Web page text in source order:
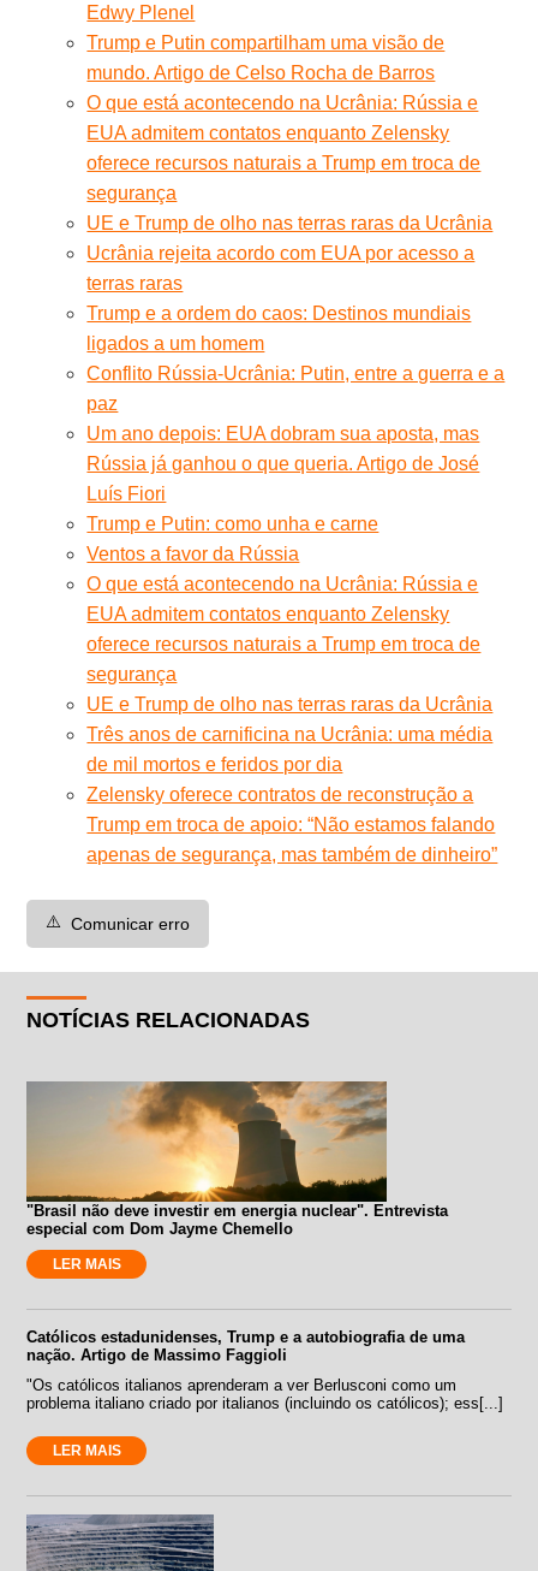
Edwy Plenel
Trump e Putin compartilham uma visão de
mundo. Artigo de Celso Rocha de Barros
O que está acontecendo na Ucrânia: Rússia e
EUA admitem contatos enquanto Zelensky
oferece recursos naturais a Trump em troca de
segurança
UE e Trump de olho nas terras raras da Ucrânia
Ucrânia rejeita acordo com EUA por acesso a
terras raras
Trump e a ordem do caos: Destinos mundiais
ligados a um homem
Conflito Rússia-Ucrânia: Putin, entre a guerra e a
paz
Um ano depois: EUA dobram sua aposta, mas
Rússia já ganhou o que queria. Artigo de José
Luís Fiori
Trump e Putin: como unha e carne
Ventos a favor da Rússia
O que está acontecendo na Ucrânia: Rússia e
EUA admitem contatos enquanto Zelensky
oferece recursos naturais a Trump em troca de
segurança
UE e Trump de olho nas terras raras da Ucrânia
Três anos de carnificina na Ucrânia: uma média
de mil mortos e feridos por dia
Zelensky oferece contratos de reconstrução a
Trump em troca de apoio: “Não estamos falando
apenas de segurança, mas também de dinheiro”
⚠️ Comunicar erro
NOTÍCIAS RELACIONADAS
"Brasil não deve investir em energia nuclear". Entrevista
especial com Dom Jayme Chemello
LER MAIS
Católicos estadunidenses, Trump e a autobiografia de uma
nação. Artigo de Massimo Faggioli
"Os católicos italianos aprenderam a ver Berlusconi como um
problema italiano criado por italianos (incluindo os católicos); ess[...]
LER MAIS